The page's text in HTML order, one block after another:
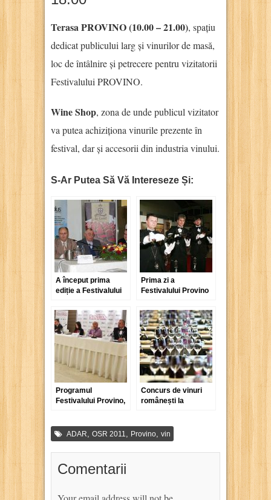
Terasa PROVINO (10.00 – 21.00), spațiu
dedicat publicului larg și vinurilor de masă,
loc de întâlnire și petrecere pentru vizitatorii
Festivalului PROVINO.
Wine Shop, zona de unde publicul vizitator
va putea achiziționa vinurile prezente în
festival, dar și accesorii din industria vinului.
S-Ar Putea Să Vă Intereseze Și:
A început prima
ediție a Festivalului
Prima zi a
Festivalului Provino
destinată exclusiv
sectorului HoReCa
Programul
Festivalului Provino,
Concurs de vinuri
românești la
ADAR
OSR 2011 Provino vin
Comentarii